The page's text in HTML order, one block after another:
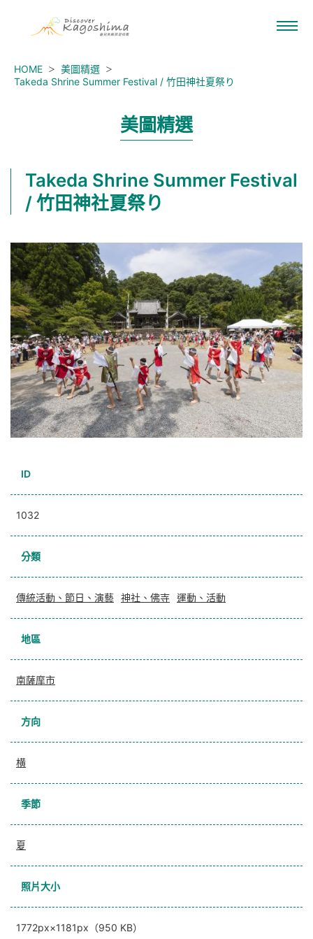
HOME
美圖精選
Takeda Shrine Summer Festival / 竹田神社夏祭り
美圖精選
Takeda Shrine Summer Festival
/ 竹田神社夏祭り
ID
1032
分類
傳統活動、節日、演藝 神社、佛寺 運動、活動
地區
南薩摩市
方向
横
季節
夏
照片大小
1772px×1181px（950 KB）